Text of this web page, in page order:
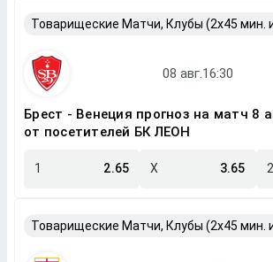
Брест - Венеция прогноз на матч 8
от посетителей БК ЛЕОН
1 2.65 X 3.65 2